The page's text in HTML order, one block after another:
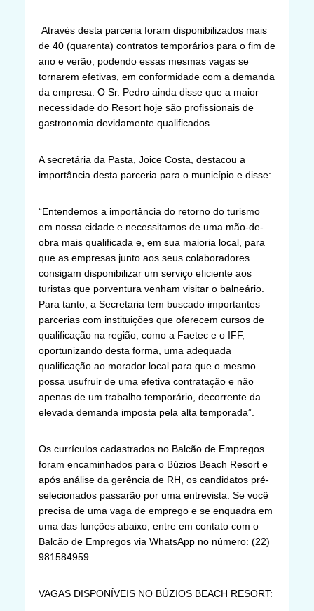
Através desta parceria foram disponibilizados mais
de 40 (quarenta) contratos temporários para o fim de
ano e verão, podendo essas mesmas vagas se
tornarem efetivas, em conformidade com a demanda
da empresa. O Sr. Pedro ainda disse que a maior
necessidade do Resort hoje são profissionais de
gastronomia devidamente qualificados.
A secretária da Pasta, Joice Costa, destacou a
importância desta parceria para o município e disse:
“Entendemos a importância do retorno do turismo
em nossa cidade e necessitamos de uma mão-de-
obra mais qualificada e, em sua maioria local, para
que as empresas junto aos seus colaboradores
consigam disponibilizar um serviço eficiente aos
turistas que porventura venham visitar o balneário.
Para tanto, a Secretaria tem buscado importantes
parcerias com instituições que oferecem cursos de
qualificação na região, como a Faetec e o IFF,
oportunizando desta forma, uma adequada
qualificação ao morador local para que o mesmo
possa usufruir de uma efetiva contratação e não
apenas de um trabalho temporário, decorrente da
elevada demanda imposta pela alta temporada”.
Os currículos cadastrados no Balcão de Empregos
foram encaminhados para o Búzios Beach Resort e
após análise da gerência de RH, os candidatos pré-
selecionados passarão por uma entrevista. Se você
precisa de uma vaga de emprego e se enquadra em
uma das funções abaixo, entre em contato com o
Balcão de Empregos via WhatsApp no número: (22)
981584959.
VAGAS DISPONÍVEIS NO BÚZIOS BEACH RESORT: